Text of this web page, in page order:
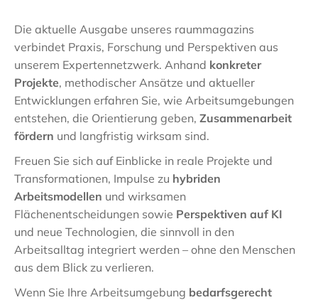
Die aktuelle Ausgabe unseres raummagazins
verbindet Praxis, Forschung und Perspektiven aus
unserem Expertennetzwerk. Anhand konkreter
Projekte, methodischer Ansätze und aktueller
Entwicklungen erfahren Sie, wie Arbeitsumgebungen
entstehen, die Orientierung geben, Zusammenarbeit
fördern und langfristig wirksam sind.
Freuen Sie sich auf Einblicke in reale Projekte und
Transformationen, Impulse zu hybriden
Arbeitsmodellen und wirksamen
Flächenentscheidungen sowie Perspektiven auf KI
und neue Technologien, die sinnvoll in den
Arbeitsalltag integriert werden – ohne den Menschen
aus dem Blick zu verlieren.
Wenn Sie Ihre Arbeitsumgebung bedarfsgerecht